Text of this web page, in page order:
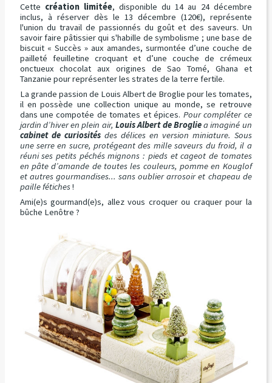
Cette création limitée, disponible du 14 au 24 décembre
inclus, à réserver dès le 13 décembre (120€), représente
l'union du travail de passionnés du goût et des saveurs. Un
savoir faire pâtissier qui s'habille de symbolisme ; une base de
biscuit « Succès » aux amandes, surmontée d’une couche de
pailleté feuilletine croquant et d’une couche de crémeux
onctueux chocolat aux origines de Sao Tomé, Ghana et
Tanzanie pour représenter les strates de la terre fertile.
La grande passion de Louis Albert de Broglie pour les tomates,
il en possède une collection unique au monde, se retrouve
dans une compotée de tomates et épices. Pour compléter ce
jardin d’hiver en plein air, Louis Albert de Brogliea imaginé un
cabinet de curiositésdes délices en version miniature. Sous
une serre en sucre, protégeant des mille saveurs du froid, il a
réuni ses petits péchés mignons : pieds et cageot de tomates
en pâte d’amande de toutes les couleurs, pomme en Kouglof
et autres gourmandises... sans oublier arrosoir et chapeau de
paille fétiches!
Ami(e)s gourmand(e)s, allez vous croquer ou craquer pour la
bûche Lenôtre ?